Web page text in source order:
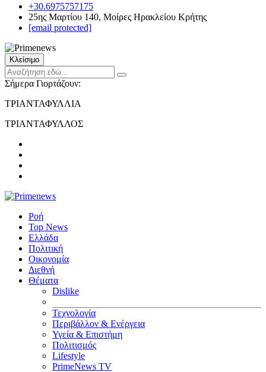
+30.6975757175
25ης Μαρτίου 140, Μοίρες Ηρακλείου Κρήτης
[email protected]
Κλείσιμο
Σήμερα Γιορτάζουν:
ΤΡΙΑΝΤΑΦΥΛΛΙΑ
ΤΡΙΑΝΤΑΦΥΛΛΟΣ
Ροή
Top News
Ελλάδα
Πολιτική
Οικονομία
Διεθνή
Θέματα
Dislike
Τεχνολογία
Περιβάλλον & Ενέργεια
Υγεία & Επιστήμη
Πολιτισμός
Lifestyle
PrimeNews TV